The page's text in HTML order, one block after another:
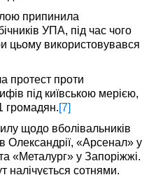
припинила
УПА, під час чого
цьому використовувався
протест проти
під київською мерією,
громадян.[7]
щодо вболівальників
Олександрії, «Арсенал» у
«Металург» у Запоріжжі.
налічується сотнями.